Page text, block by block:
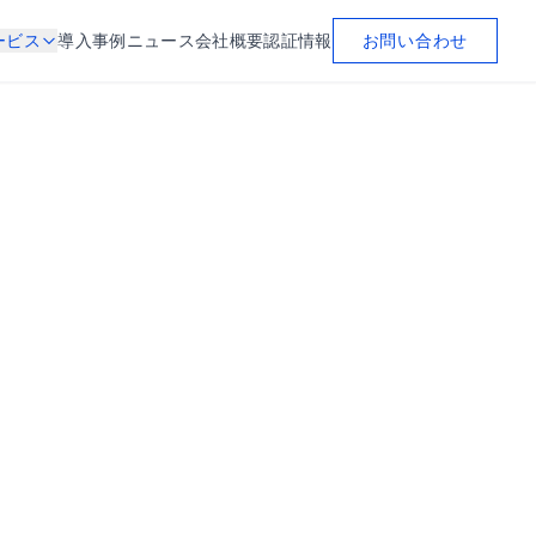
ビス 導入事例 ニュース会社概要認証情報 お問い合わせ